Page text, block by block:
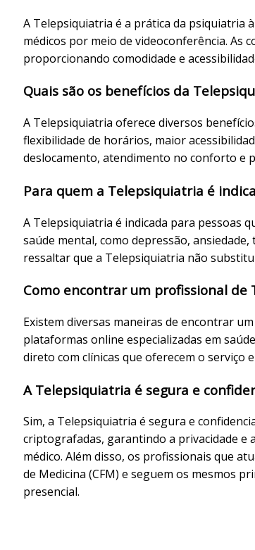
A Telepsiquiatria é a prática da psiquiatria
médicos por meio de videoconferência. As
proporcionando comodidade e
Quais são os benefícios da
A Telepsiquiatria oferece diversos
flexibilidade de horários, maior
deslocamento, atendimento no conforto e
Para quem a Telepsiquiatria é
A Telepsiquiatria é indicada para pessoas
saúde mental, como depressão,
ressaltar que a Telepsiquiatria não
Como encontrar um profissional de
Existem diversas maneiras de encontrar
plataformas online especializadas em
direto com clínicas que oferecem o serviço
A Telepsiquiatria é segura e
Sim, a Telepsiquiatria é segura e
criptografadas, garantindo a privacidade e
médico. Além disso, os profissionais que
de Medicina (CFM) e seguem os mesmos
presencial.